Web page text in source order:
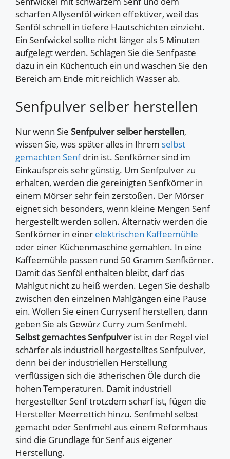
scharfen Allysenföl wirken effektiver, weil das
Senföl schnell in tiefere Hautschichten einzieht.
Ein Senfwickel sollte nicht länger als 5 Minuten
aufgelegt werden. Schlagen Sie die Senfpaste
dazu in ein Küchentuch ein und waschen Sie den
Bereich am Ende mit reichlich Wasser ab.
Senfpulver selber herstellen
Nur wenn Sie Senfpulver selber herstellen,
wissen Sie, was später alles in Ihrem selbst
gemachten Senfdrin ist. Senfkörner sind im
Einkaufspreis sehr günstig. Um Senfpulver zu
erhalten, werden die gereinigten Senfkörner in
einem Mörser sehr fein zerstoßen. Der Mörser
eignet sich besonders, wenn kleine Mengen Senf
hergestellt werden sollen. Alternativ werden die
Senfkörner in einer elektrischen Kaffeemühle
oder einer Küchenmaschine gemahlen. In eine
Kaffeemühle passen rund 50 Gramm Senfkörner.
Damit das Senföl enthalten bleibt, darf das
Mahlgut nicht zu heiß werden. Legen Sie deshalb
zwischen den einzelnen Mahlgängen eine Pause
ein. Wollen Sie einen Currysenf herstellen, dann
geben Sie als Gewürz Curry zum Senfmehl.
Selbst gemachtes Senfpulverist in der Regel viel
schärfer als industriell hergestelltes Senfpulver,
denn bei der industriellen Herstellung
verflüssigen sich die ätherischen Öle durch die
hohen Temperaturen. Damit industriell
hergestellter Senf trotzdem scharf ist, fügen die
Hersteller Meerrettich hinzu. Senfmehl selbst
gemacht oder Senfmehl aus einem Reformhaus
sind die Grundlage für Senf aus eigener
Herstellung.